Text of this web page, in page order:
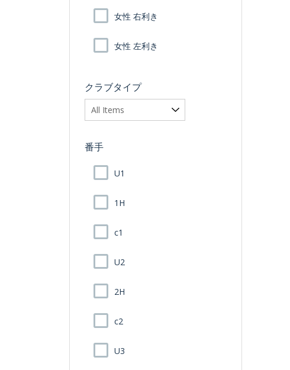
女性 右利き
女性 左利き
クラブタイプ
番手
U1
1H
c1
U2
2H
c2
U3